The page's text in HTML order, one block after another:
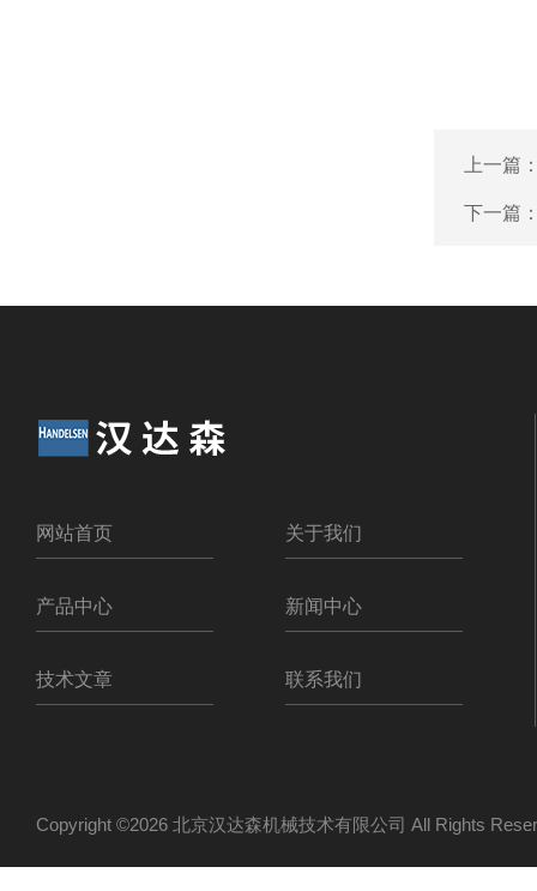
上一篇
下一篇
网站首页 关于我们
产品中心 新闻中心
技术文章 联系我们
Copyright ©2026 北京汉达森机械技术有限公司 All Rights